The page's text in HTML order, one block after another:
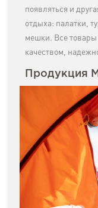
появляться и
отдыха: палатки,
мешки. Все товары
качеством,
Продукция